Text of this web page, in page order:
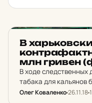
В
млн гривен
В ходе следственных
табака для кальянов
Олег Коваленко26.11.18